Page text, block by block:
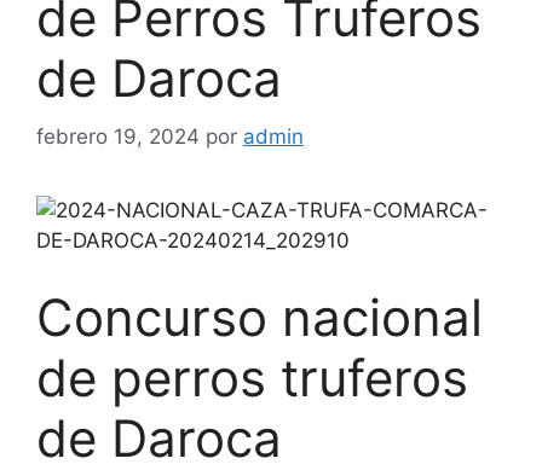
de Perros Truferos
de Daroca
febrero 19, 2024 por admin
Concurso nacional
de perros truferos
de Daroca